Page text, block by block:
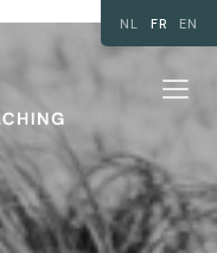
NL FR EN